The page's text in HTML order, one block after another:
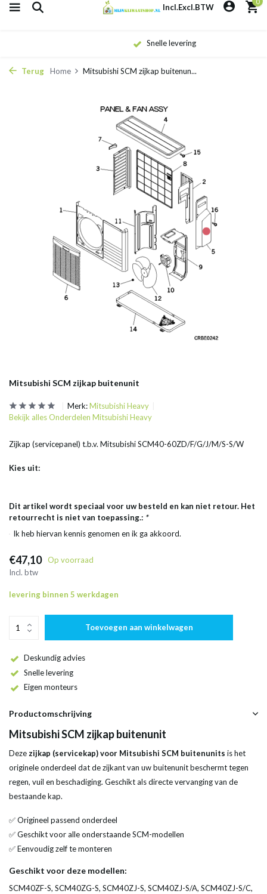
Incl.Excl.BTW
Snelle levering
Terug Home Mitsubishi SCM zijkap buitenun...
Mitsubishi SCM zijkap buitenunit
Merk:Mitsubishi Heavy
Bekijk alles Onderdelen Mitsubishi Heavy
Zijkap (servicepanel) t.b.v. Mitsubishi SCM40-60ZD/F/G/J/M/S-S/W
Kies uit:
Dit artikel wordt speciaal voor uw besteld en kan niet retour. Het
retourrecht is niet van toepassing.: *
Ik heb hiervan kennis genomen en ik ga akkoord.
€47,10
Op voorraad
Incl. btw
levering binnen 5 werkdagen
Toevoegen aan winkelwagen
Deskundig advies
Snelle levering
Eigen monteurs
Productomschrijving
Mitsubishi SCM zijkap buitenunit
Deze zijkap (servicekap) voor Mitsubishi SCM buitenunits is het
originele onderdeel dat de zijkant van uw buitenunit beschermt tegen
regen, vuil en beschadiging. Geschikt als directe vervanging van de
bestaande kap.
✅ Origineel passend onderdeel
✅ Geschikt voor alle onderstaande SCM-modellen
✅ Eenvoudig zelf te monteren
Geschikt voor deze modellen:
SCM40ZF-S, SCM40ZG-S, SCM40ZJ-S, SCM40ZJ-S/A, SCM40ZJ-S/C,